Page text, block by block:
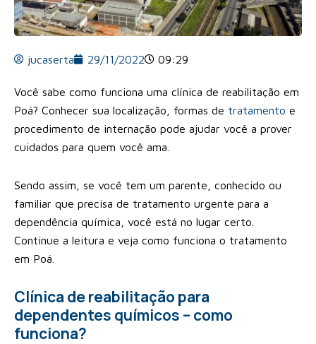
jucaserta 29/11/2022 09:29
Você sabe como funciona uma clínica de reabilitação em
Poá? Conhecer sua localização, formas de tratamento e
procedimento de internação pode ajudar você a prover
cuidados para quem você ama.
Sendo assim, se você tem um parente, conhecido ou
familiar que precisa de tratamento urgente para a
dependência química, você está no lugar certo.
Continue a leitura e veja como funciona o tratamento
em Poá.
Clínica de reabilitação para
dependentes químicos – como
funciona?